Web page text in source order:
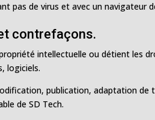
pas de virus et avec un navigateur
contrefaçons.
intellectuelle ou détient les
logiciels.
publication, adaptation
de SD Tech.